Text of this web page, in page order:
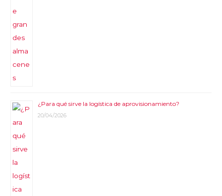
¿Para qué sirve la logística de aprovisionamiento?
20/04/2026